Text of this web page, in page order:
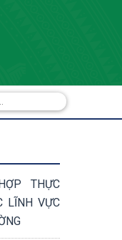
THỰC
LĨNH VỰC